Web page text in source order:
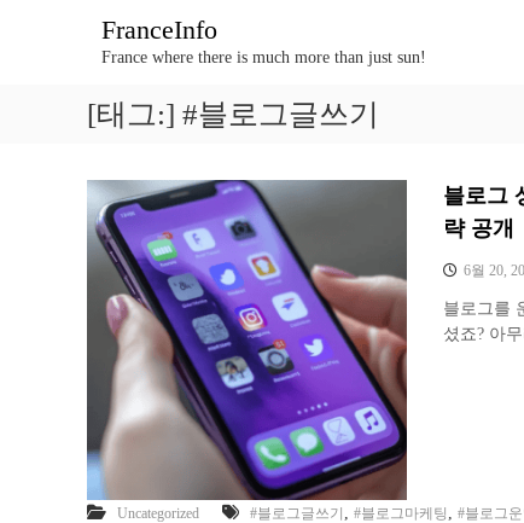
FranceInfo
France where there is much more than just sun!
[태그:] #블로그글쓰기
블로그
략 공개
6월 20,
블로그를
셨죠? 아
Uncategorized #블로그글쓰기 #블로그마케팅 #블로그